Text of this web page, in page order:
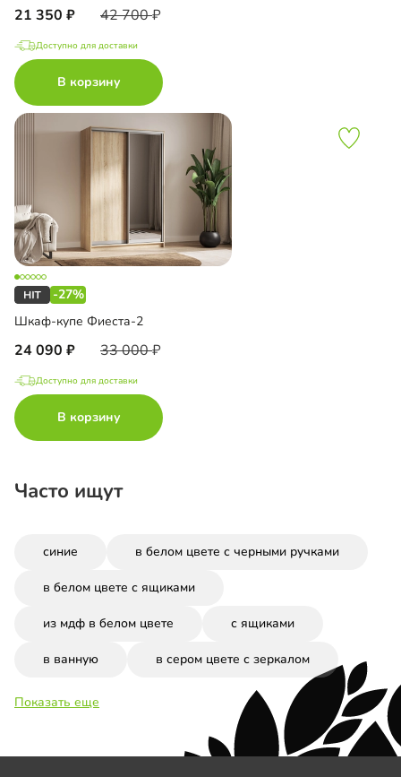
21 350 42 700
Доступно для доставки
В корзину
-27%
Шкаф-купе Фиеста-2
24 090 33 000
Доступно для доставки
В корзину
Часто ищут
синие в белом цвете с черными ручками
в белом цвете с ящиками
из мдф в белом цвете с ящиками
в ванную в сером цвете с зеркалом
Показать еще